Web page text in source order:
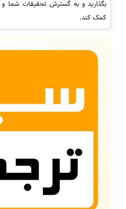
بگذارید و به گسترش تحقیقات شما و
کمک کند.